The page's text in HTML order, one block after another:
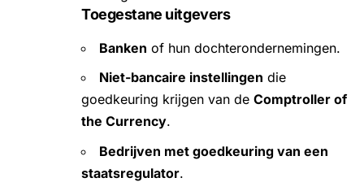
Toegestane uitgevers
Banken of hun dochterondernemingen.
Niet-bancaire instellingen die
goedkeuring krijgen van de Comptroller of
the Currency.
Bedrijven met goedkeuring van een
staatsregulator.